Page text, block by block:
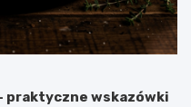
praktyczne wskazówki